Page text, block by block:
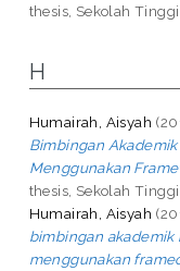
thesis, Sekolah
H
Humairah, Aisyah
Bimbingan
Menggunakan
thesis, Sekolah
Humairah, Aisyah
bimbingan akademik
menggunakan